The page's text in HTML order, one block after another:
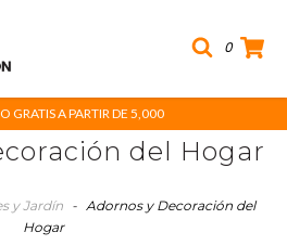
0
GRATIS A PARTIR DE 5,000
del Hogar
y Jardín - Adornos y Decoración del
Hogar